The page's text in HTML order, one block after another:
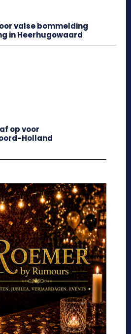
valse bommelding
in Heerhugowaard
op voor
Holland